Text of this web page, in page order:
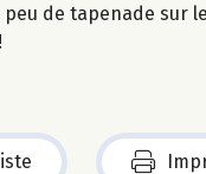
peu de tapenade sur